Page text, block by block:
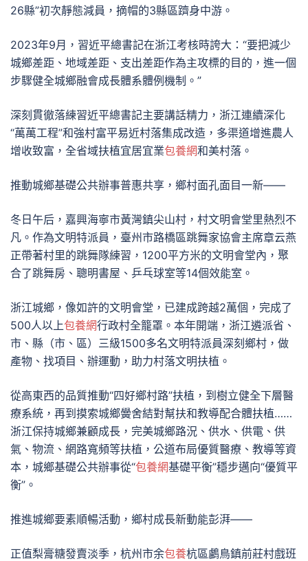
26縣”初次靜態減員，摘帽的3縣區躋身中游。
2023年9月，習近平總書記在浙江考核時誇大：“要把減少
城鄉差距、地域差距、支出差距作為主攻標的目的，進一個
步驟健全城鄉融會成長體系體例機制。”
深刻貫徹落練習近平總書記主要講話精力，浙江連續深化
“萬萬工程”和強村富平易近村落集成改造，多渠道增進農人
增收致富，全省域扶植宜居宜業包養網和美村落。
推動城鄉基礎公共辦事普惠共享，鄉村面孔面目一新——
冬日午后，嘉興海寧市黃灣鎮尖山村，村文明會堂里熱烈不
凡。作為文明特派員，臺州市路橋區跳舞家協會主席章云燕
正帶著村里的跳舞隊練習，1200平方米的文明會堂內，聚
合了跳舞房、聰明書屋、乒乓球室等14個效能室。
浙江城鄉，像如許的文明會堂，已建成跨越2萬個，完成了
500人以上包養網行政村全籠罩。本年開端，浙江遴派省、
市、縣（市、區）三級1500多名文明特派員深刻鄉村，做
產物、找項目、辦運動，助力村落文明扶植。
從高東西的品質推動“四好鄉村路”扶植，到樹立健全下層醫
療系統，再到摸索城鄉黌舍結對幫扶和教導配合體扶植……
浙江保持城鄉兼顧成長，完美城鄉路況、供水、供電、供
氣、物流、網路寬頻等扶植，公道布局優質醫療、教導等資
本，城鄉基礎公共辦事從“包養網基礎平衡”穩步邁向“優質平
衡”。
推進城鄉要素順暢活動，鄉村成長新動能彭湃——
正值梨膏糖發賣淡季，杭州市余包養杭區鸕鳥鎮前莊村戲班